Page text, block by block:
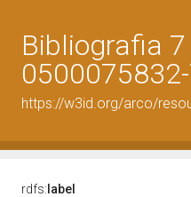
Bibliografia
https://w3id.org/arco/
rdfs: label